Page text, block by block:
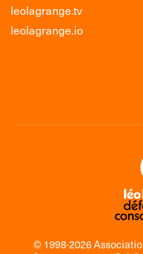
leolagrange.tv
leolagrange.io
© 1998-2026